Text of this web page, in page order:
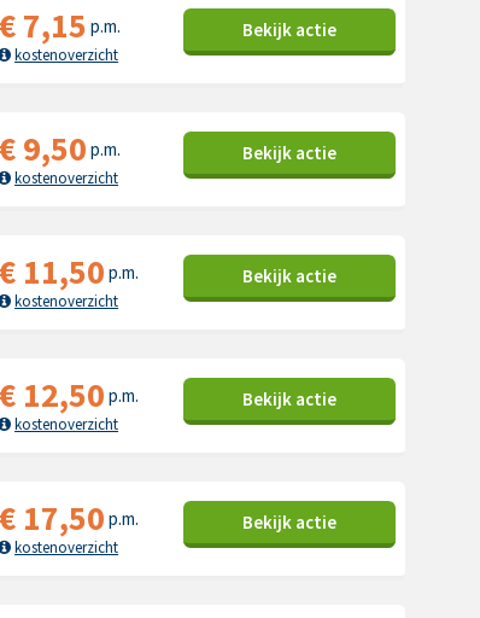
€7,15 p.m.
kostenoverzicht
Bekijk actie
€9,50 p.m.
kostenoverzicht
Bekijk actie
€ 11,50 p.m.
kostenoverzicht
Bekijk actie
€ 12,50 p.m.
kostenoverzicht
Bekijk actie
€ 17,50 p.m.
kostenoverzicht
Bekijk actie